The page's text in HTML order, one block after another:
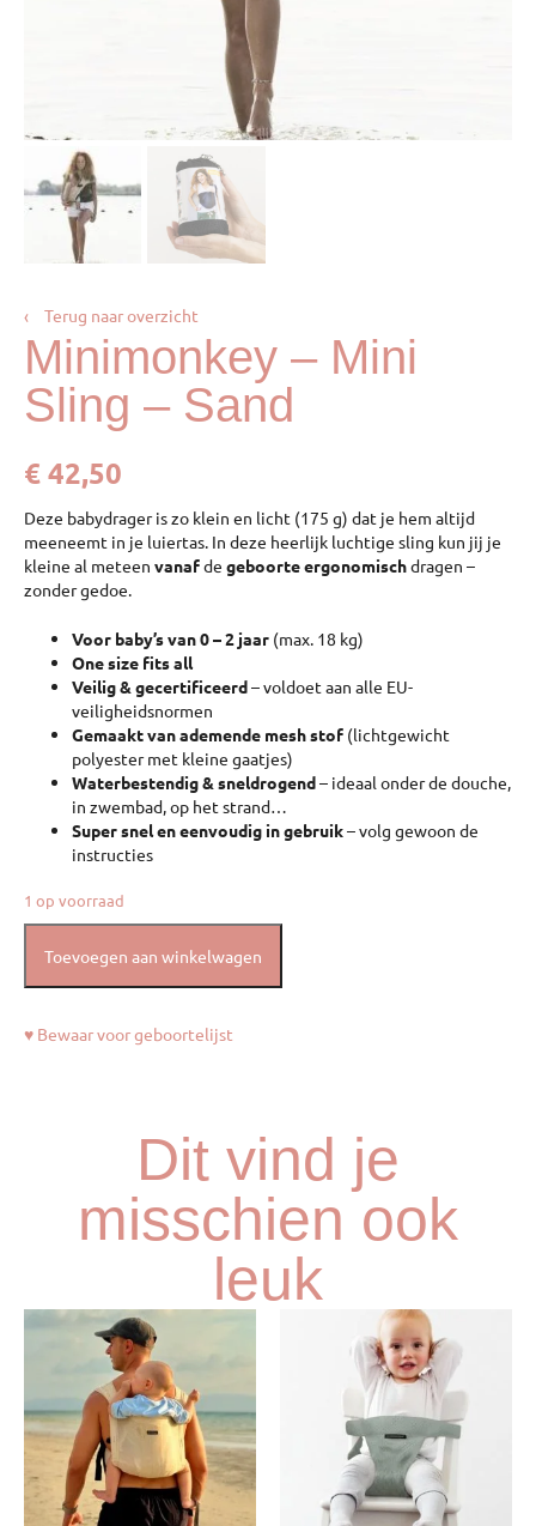
‹ Terug naar overzicht
Minimonkey – Mini
Sling – Sand
€42,50
Deze babydrager is zo klein en licht (175 g) dat je hem altijd
meeneemt in je luiertas. In deze heerlijk luchtige sling kun jij je
kleine al meteen vanafde geboorte ergonomischdragen –
zonder gedoe.
Voor baby’s van 0 – 2 jaar (max. 18 kg)
One size fits all
Veilig & gecertificeerd– voldoet aan alle EU-
veiligheidsnormen
Gemaakt van ademende mesh stof (lichtgewicht
polyester met kleine gaatjes)
Waterbestendig & sneldrogend– ideaal onder de douche,
in zwembad, op het strand…
Super snel en eenvoudig in gebruik– volg gewoon de
instructies
1 op voorraad
Toevoegen aan winkelwagen
♥ Bewaar voor geboortelijst
Dit vind je
misschien ook
leuk